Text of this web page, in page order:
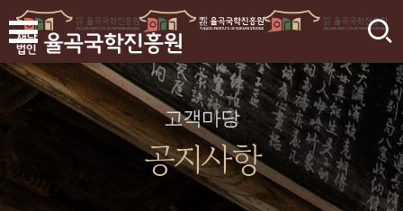
검
고객마당
공지사항